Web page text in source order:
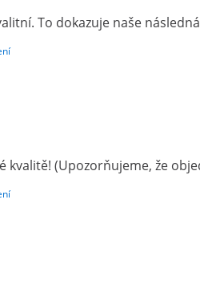
To dokazuje naše
kvalitě! (Upozorňujeme, že